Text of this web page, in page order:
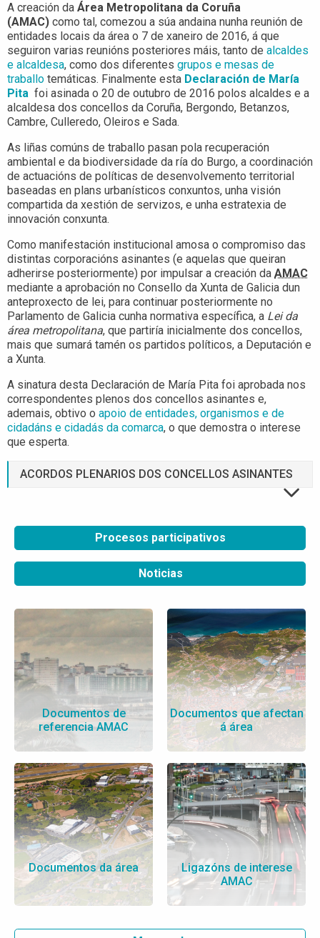
A creación da Área Metropolitana da Coruña
(AMAC) como tal, comezou a súa andaina nunha reunión de
entidades locais da área o 7 de xaneiro de 2016, á que
seguiron varias reunións posteriores máis, tanto de alcaldes
e alcaldesa, como dos diferentes grupos e mesas de
traballo temáticas. Finalmente esta Declaración de María
Pita foi asinada o 20 de outubro de 2016 polos alcaldes e a
alcaldesa dos concellos da Coruña, Bergondo, Betanzos,
Cambre, Culleredo, Oleiros e Sada.
As liñas comúns de traballo pasan pola recuperación
ambiental e da biodiversidade da ría do Burgo, a coordinación
de actuacións de políticas de desenvolvemento territorial
baseadas en plans urbanísticos conxuntos, unha visión
compartida da xestión de servizos, e unha estratexia de
innovación conxunta.
Como manifestación institucional amosa o compromiso das
distintas corporacións asinantes (e aquelas que queiran
adherirse posteriormente) por impulsar a creación da AMAC
mediante a aprobación no Consello da Xunta de Galicia dun
anteproxecto de lei, para continuar posteriormente no
Parlamento de Galicia cunha normativa específica, a Lei da
área metropolitana, que partiría inicialmente dos concellos,
mais que sumará tamén os partidos políticos, a Deputación e
a Xunta.
A sinatura desta Declaración de María Pita foi aprobada nos
correspondentes plenos dos concellos asinantes e,
ademais, obtivo o apoio de entidades, organismos e de
cidadáns e cidadás da comarca, o que demostra o interese
que esperta.
ACORDOS PLENARIOS DOS CONCELLOS ASINANTES
Procesos participativos
Noticias
Documentos de
referencia AMAC
Documentos que afectan
á área
Documentos da área
Ligazóns de interese
AMAC